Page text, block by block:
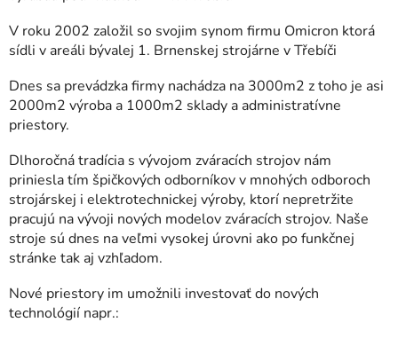
V roku 2002 založil so svojim synom firmu Omicron ktorá
sídli v areáli bývalej 1. Brnenskej strojárne v Třebíči
Dnes sa prevádzka firmy nachádza na 3000m2 z toho je asi
2000m2 výroba a 1000m2 sklady a administratívne
priestory.
Dlhoročná tradícia s vývojom zváracích strojov nám
priniesla tím špičkových odborníkov v mnohých odboroch
strojárskej i elektrotechnickej výroby, ktorí nepretržite
pracujú na vývoji nových modelov zváracích strojov. Naše
stroje sú dnes na veľmi vysokej úrovni ako po funkčnej
stránke tak aj vzhľadom.
Nové priestory im umožnili investovať do nových
technológií napr.: